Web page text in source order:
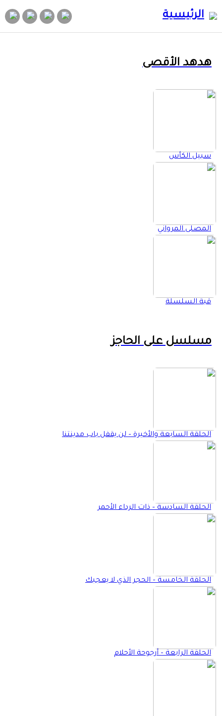
الرئيسية
هدهد الأقصى
سبيل الكأس
المصلى المرواني
قبة السلسلة
مسلسل على الحاجز
الحلقة السابعة والأخيرة – لن يقفل باب مدينتنا
الحلقة السادسة – ذات الرداء الأحمر
الحلقة الخامسة – الحجر الذي لا يعجبك
الحلقة الرابعة – أرجوحة الأحلام